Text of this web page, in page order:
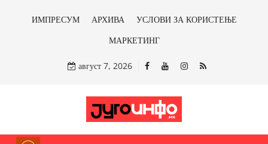
ИМПРЕСУМ АРХИВА
УСЛОВИ ЗА КОРИСТЕЊЕ
МАРКЕТИНГ
август 7, 2026